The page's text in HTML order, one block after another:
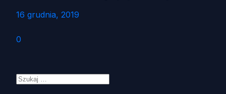
16 grudnia, 2019
0